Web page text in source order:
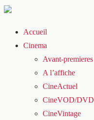
Accueil
Cinema
Avant-premieres
A l’affiche
CineActuel
CineVOD/DVD
CineVintage